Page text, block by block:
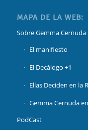
MAPA DE LA WEB:
Sobre Gemma Cernuda
El manifiesto
El Decálogo +1
Ellas Deciden en la
Gemma Cernuda
PodCast